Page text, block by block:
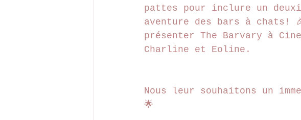
pattes pour inclure un
aventure des bars à chats! 🎉
présenter The Barvary à
Charline et Eoline.
Nous leur souhaitons un
🌟